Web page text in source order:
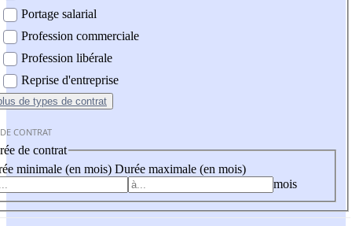
Portage salarial
Profession commerciale
Profession libérale
Reprise d'entreprise
de types de contrat
CONTRAT
de contrat
minimale (en mois) Durée maximale (en mois)
mois